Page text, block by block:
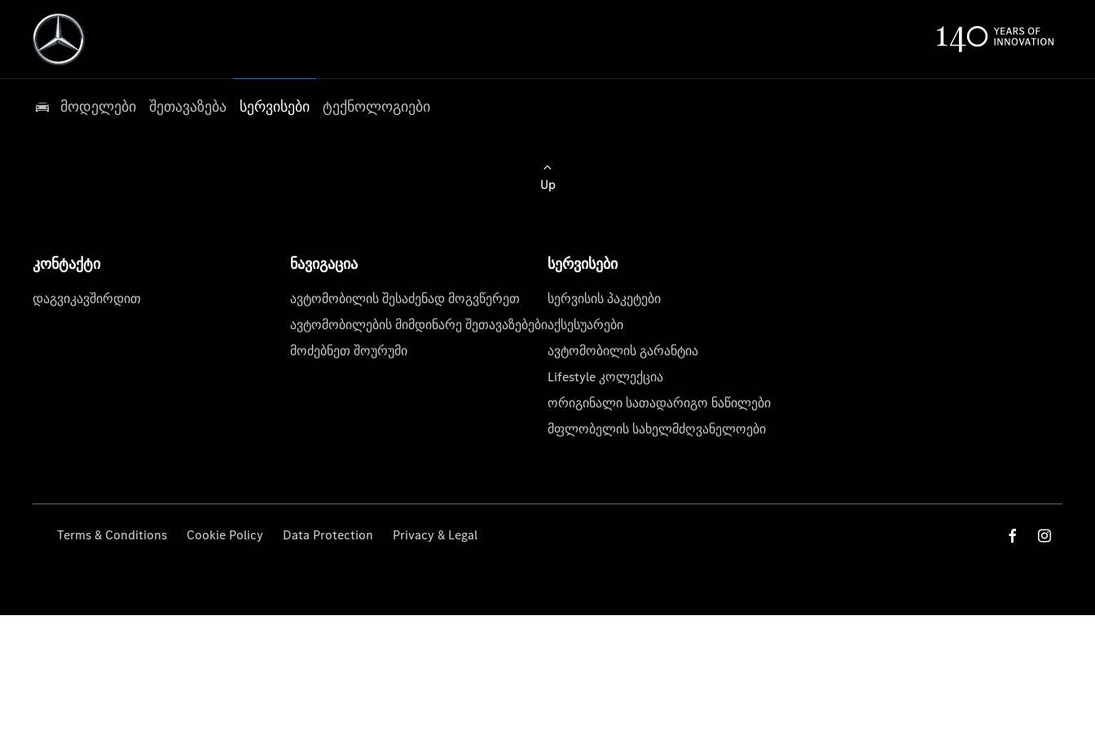
მოდელები შეთავაზება სერვისები ტექნოლოგიები
Up
კონტაქტი
დაგვიკავშირდით
ნავიგაცია
ავტომობილის შესაძენად მოგვწერეთ
ავტომობილების მიმდინარე შეთავაზებები
მოძებნეთ შოურუმი
სერვისები
სერვისის პაკეტები
აქსესუარები
ავტომობილის გარანტია
Lifestyle კოლექცია
ორიგინალი სათადარიგო ნაწილები
მფლობელის სახელმძღვანელოები
Terms & Conditions Cookie Policy Data Protection Privacy & Legal